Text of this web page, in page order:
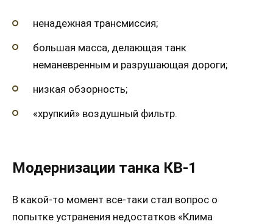
ненадежная трансмиссия;
большая масса, делающая танк
неманевренным и разрушающая дороги;
низкая обзорность;
«хрупкий» воздушный фильтр.
Модернизации танка КВ-1
В какой-то момент все-таки стал вопрос о
попытке устранения недостатков «Клима